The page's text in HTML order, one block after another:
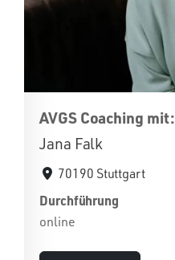
AVGS Coaching mit:
Jana Falk
70190 Stuttgart
Durchführung
online